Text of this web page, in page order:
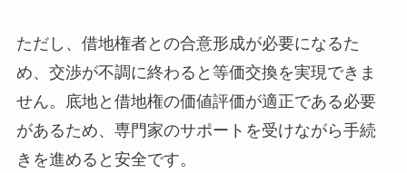
ただし、借地権者との合意形成が必要になるた
め、交渉が不調に終わると等価交換を実現できま
せん。底地と借地権の価値評価が適正である必要
があるため、専門家のサポートを受けながら手続
きを進めると安全です。